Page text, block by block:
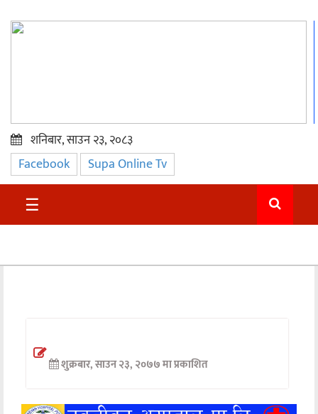
प्रमुख
समाचार
सुदुर
अन्तर्वार्ता
खेलकुद
शनिबार, साउन २३, २०८३
Facebook Supa Online Tv
☰
शुक्रबार, साउन २३, २०७७ मा प्रकाशित